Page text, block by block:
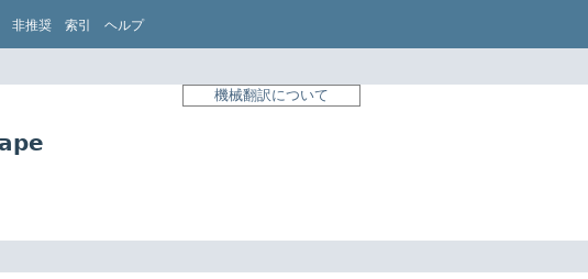
非推奨 索引 ヘルプ
機械翻訳について